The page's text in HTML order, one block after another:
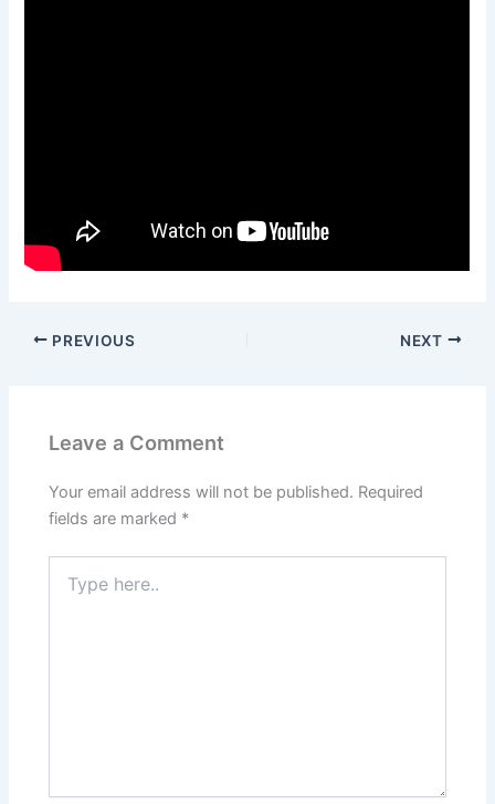
PREVIOUS NEXT
Leave a Comment
Your email address will not be published. Required
fields are marked *
here..